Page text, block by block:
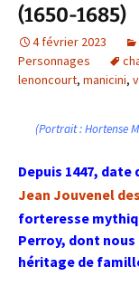
(1650-1685)
4 février 2023
Personnages
lenoncourt, manicini,
(Portrait : Hortense
Depuis 1447,
Jean Jouvenel
forteresse
Perroy, dont
héritage de